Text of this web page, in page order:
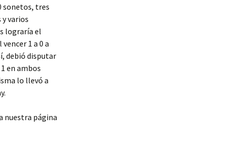
sonetos, tres
varios
lograría el
1 a 0 a
debió disputar
en ambos
lo llevó a
nuestra página